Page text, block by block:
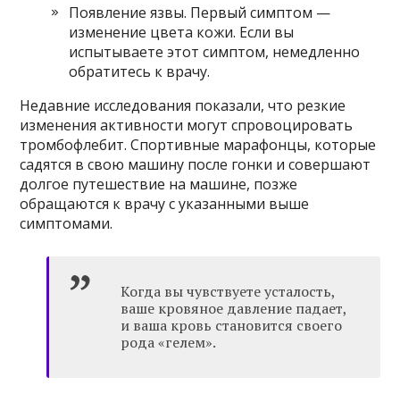
Появление язвы. Первый симптом —
изменение цвета кожи. Если вы
испытываете этот симптом, немедленно
обратитесь к врачу.
Недавние исследования показали, что резкие
изменения активности могут спровоцировать
тромбофлебит. Спортивные марафонцы, которые
садятся в свою машину после гонки и совершают
долгое путешествие на машине, позже
обращаются к врачу с указанными выше
симптомами.
Когда вы чувствуете усталость,
ваше кровяное давление падает,
и ваша кровь становится своего
рода «гелем».